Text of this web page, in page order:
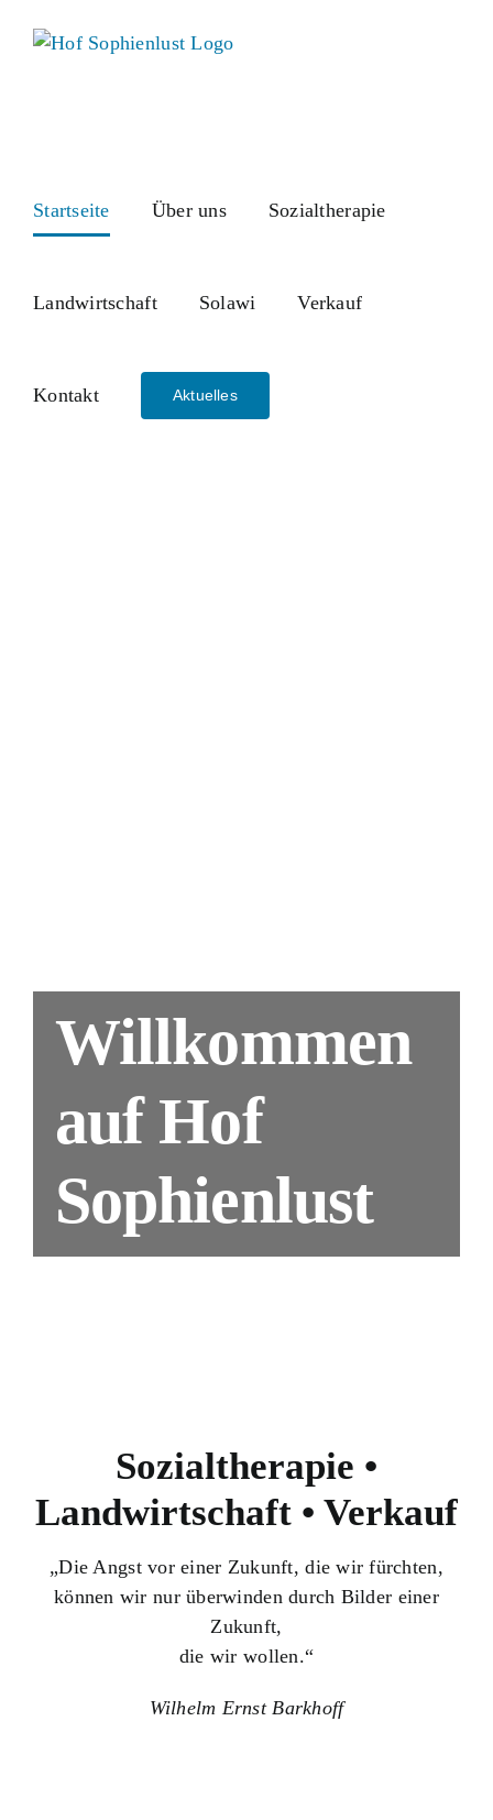
Startseite Über uns Sozialtherapie
Landwirtschaft Solawi Verkauf
Kontakt Aktuelles
Willkommen
auf Hof
Sophienlust
Sozialtherapie •
Landwirtschaft • Verkauf
„Die Angst vor einer Zukunft, die wir fürchten,
können wir nur überwinden durch Bilder einer
Zukunft,
die wir wollen.“
Wilhelm Ernst Barkhoff